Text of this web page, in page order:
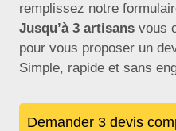
remplissez notre
Jusqu’à 3 artisans vous
pour vous proposer un
Simple, rapide et sans
Demander 3 devis